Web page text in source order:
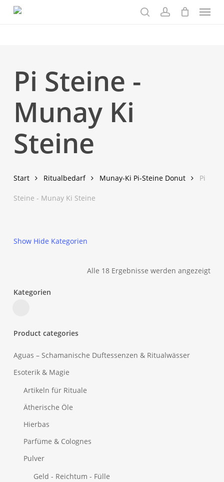
Menu
Pi Steine -
Munay Ki
Steine
Start Ritualbedarf Munay-Ki Pi-Steine Donut Pi
Steine - Munay Ki Steine
Show Hide Kategorien
Alle 18 Ergebnisse werden angezeigt
Kategorien
Product categories
Aguas – Schamanische Duftessenzen & Ritualwässer
Esoterik & Magie
Artikeln für Rituale
Ätherische Öle
Hierbas
Parfüme & Colognes
Pulver
Geld - Reichtum - Fülle